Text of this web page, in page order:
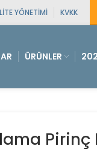
YÖNETIMI KVKK
ÜRÜNLER